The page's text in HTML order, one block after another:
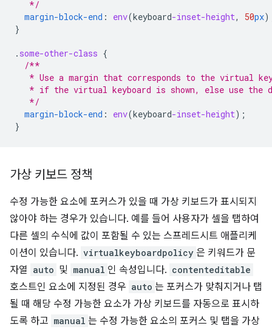
   */
margin-block-end : env(keyboard-inset-height, 50px
}
. some-other-class {
/**
* Use a margin that corresponds to the virtual
* if the virtual keyboard is shown, else use the
   */
margin-block-end : env(keyboard-inset-height);
}
가상 키보드 정책
수정 가능한 요소에 포커스가 있을 때 가상 키보드가 표시되지
않아야 하는 경우가 있습니다. 예를 들어 사용자가 셀을 탭하여
다른 셀의 수식에 값이 포함될 수 있는 스프레드시트 애플리케
이션이 있습니다. virtualkeyboardpolicy 은 키워드가 문
자열 auto 및 manual 인 속성입니다. contenteditable
호스트인 요소에 지정된 경우 auto 는 포커스가 맞춰지거나 탭
될 때 해당 수정 가능한 요소가 가상 키보드를 자동으로 표시하
도록 하고 manual 는 수정 가능한 요소의 포커스 및 탭을 가상